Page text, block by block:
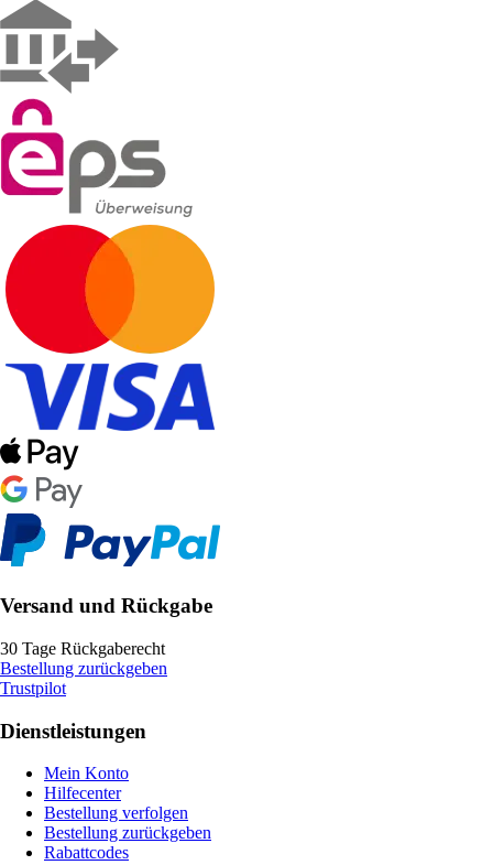
Versand und Rückgabe
30 Tage Rückgaberecht
Bestellung zurückgeben
Trustpilot
Dienstleistungen
Mein Konto
Hilfecenter
Bestellung verfolgen
Bestellung zurückgeben
Rabattcodes